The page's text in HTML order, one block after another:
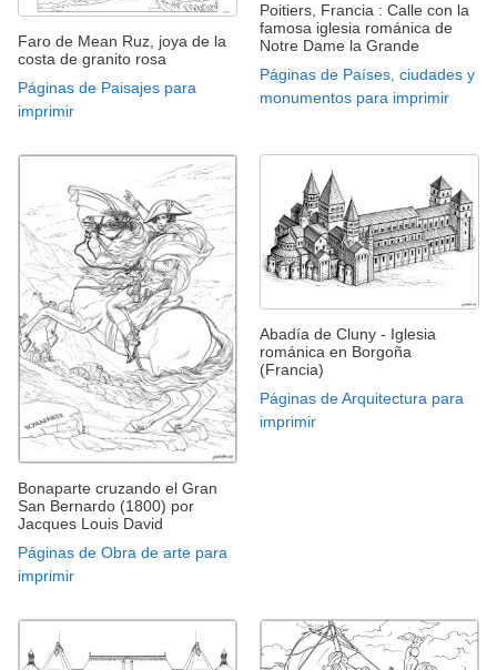
Faro de Mean Ruz, joya de la
costa de granito rosa
Páginas de Paisajes para
imprimir
Poitiers, Francia : Calle con la
famosa iglesia románica de
Notre Dame la Grande
Páginas de Países, ciudades y
monumentos para imprimir
Bonaparte cruzando el Gran
San Bernardo (1800) por
Jacques Louis David
Páginas de Obra de arte para
imprimir
Abadía de Cluny - Iglesia
románica en Borgoña
(Francia)
Páginas de Arquitectura para
imprimir